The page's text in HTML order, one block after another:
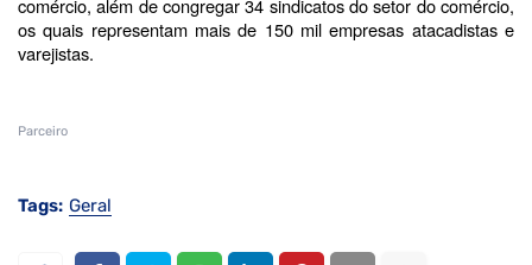
comércio, além de congregar 34 sindicatos do setor do comércio,
os quais representam mais de 150 mil empresas atacadistas e
varejistas.
Parceiro
Tags: Geral